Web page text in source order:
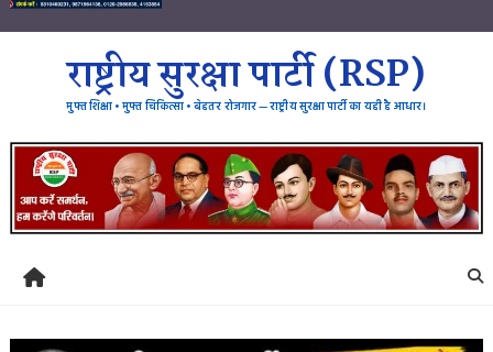
राष्ट्रीय सुरक्षा पार्टी (RSP)
मुफ्त शिक्षा • मुफ्त चिकित्सा • बेहतर रोजगार — राष्ट्रीय सुरक्षा पार्टी का यही है आधार।